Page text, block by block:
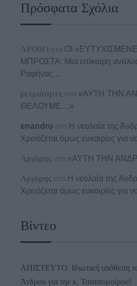
Πρόσφατα Σχόλια
ΑΡΟΔΟ στο ΟΙ
ΜΠΡΟΣΤΑ: Μια επίκαιρη
Ραφήνας…
μετριότητες στο «ΑΥΤΗ ΤΗΝ
ΘΕΛΟΥΜΕ…»
enandro στο Η νεολαία της
Χρειάζεται όμως ευκαιρίες για
Αργύρης στο «ΑΥΤΗ ΤΗΝ
Αργύρης στο Η νεολαία της
Χρειάζεται όμως ευκαιρίες για
Βίντεο
ΑΠΙΣΤΕΥΤΟ: Ιδιωτική υπόθεση
Άνδρου για την κ. Τσατσομοίρου!